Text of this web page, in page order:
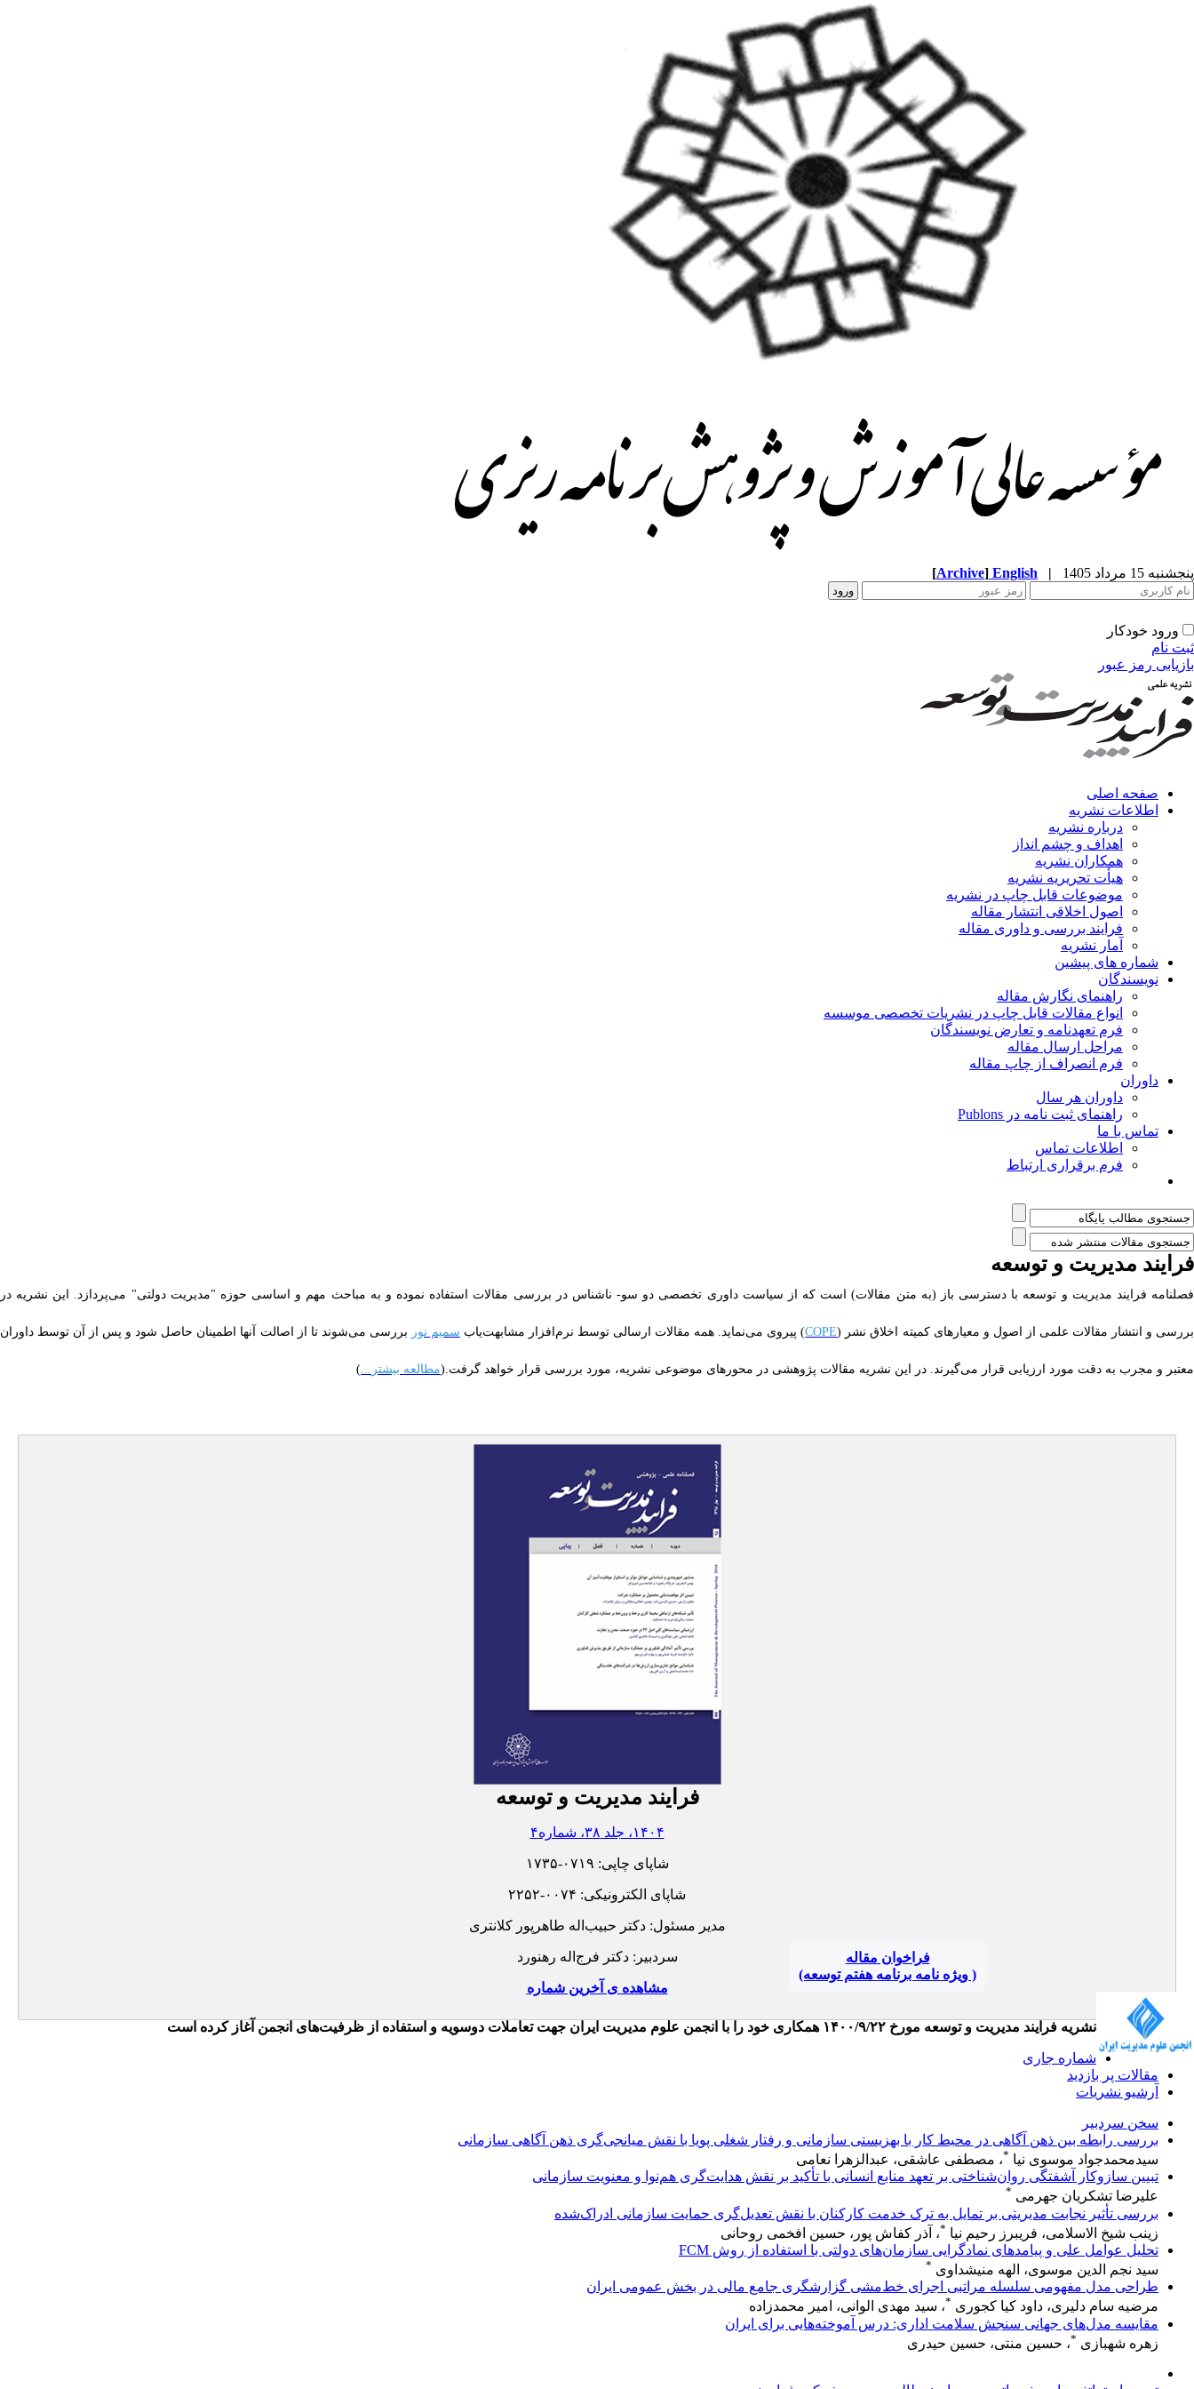
پنجشنبه 15 مرداد 1405 |
English
[Archive]
ورود خودکار
ثبت نام
بازیابی رمز عبور
صفحه اصلی
اطلاعات نشریه
درباره نشریه
اهداف و چشم انداز
همکاران نشریه
هیأت تحریریه نشریه
موضوعات قابل چاپ در نشریه
اصول اخلاقی انتشار مقاله
فرایند بررسی و داوری مقاله
آمار نشریه
شماره های پیشین
نویسندگان
راهنمای نگارش مقاله
انواع مقالات قابل چاپ در نشریات تخصصی موسسه
فرم تعهدنامه و تعارض نویسندگان
مراحل ارسال مقاله
فرم انصراف از چاپ مقاله
داوران
داوران هر سال
راهنمای ثبت نامه در Publons
تماس با ما
اطلاعات تماس
فرم برقراری ارتباط
فرایند مدیریت و توسعه
فصلنامه فرایند مدیریت و توسعه با دسترسی باز (به متن مقالات) است که از سیاست داوری تخصصی دو سو- ناشناس در بررسی مقالات استفاده نموده و به مباحث مهم و اساسی حوزه "مدیریت دولتی" می‌پردازد. این نشریه در
بررسی و انتشار مقالات علمی از اصول و معیارهای کمیته اخلاق نشر (COPE) پیروی می‌نماید. همه مقالات ارسالی توسط نرم‌افزار مشابهت‌یاب سمیم نور بررسی می‌شوند تا از اصالت آنها اطمینان حاصل شود و پس از آن توسط داوران
معتبر و مجرب به دقت مورد ارزیابی قرار می‌گیرند. در این نشریه مقالات پژوهشی در محورهای موضوعی نشریه، مورد بررسی قرار خواهد گرفت.(مطالعه بیشتر ...
)
فرایند مدیریت و توسعه
۱۴۰۴، جلد ۳۸، شماره۴
شاپای چاپی: ۱۷۳۵-۰۷۱۹
شاپای الکترونیکی: ۲۲۵۲-۰۰۷۴
مدیر مسئول: دکتر حبیب‌اله طاهرپور کلانتری
سردبیر: دکتر فرج‌اله رهنورد
مشاهده ی آخرین شماره
فراخوان مقاله
( ویژه نامه برنامه هفتم توسعه)
نشریه فرایند مدیریت و توسعه مورخ ۱۴۰۰/۹/۲۲ همکاری خود را با انجمن علوم مدیریت ایران جهت تعاملات دوسویه و استفاده از ظرفیت‌های انجمن آغاز کرده است
شماره جاری
مقالات پر بازدید
آرشیو نشریات
سخن سردبیر
بررسی رابطه بین ذهن آگاهی در محیط کار با بهزیستی سازمانی و رفتار شغلی پویا با نقش میانجی‌گری ذهن آگاهی سازمانی
سیدمحمدجواد موسوی نیا *، مصطفی عاشقی، عبدالزهرا نعامی
تبیین سازوکار آشفتگی روان‌شناختی بر تعهد منابع انسانی با تأکید بر نقش هدایت‌گری هم‌نوا و معنویت سازمانی
علیرضا تشکریان جهرمی *
بررسی تأثیر نجابت مدیریتی بر تمایل به ترک خدمت کارکنان با نقش تعدیل‌گری حمایت سازمانی ادراک‌شده
زینب شیخ الاسلامی، فریبرز رحیم نیا *، آذر کفاش پور، حسین افخمی روحانی
تحلیل عوامل علی و پیامدهای نمادگرایی سازمان‌های دولتی با استفاده از روش FCM
سید نجم الدین موسوی، الهه منیشداوی *
طراحی مدل مفهومی سلسله مراتبی اجرای خط‌‌مشی گزارشگری جامع مالی در بخش عمومی ایران
مرضیه سام دلیری، داود کیا کجوری *، سید مهدی الوانی، امیر محمدزاده
مقایسه مدل‌های جهانی سنجش سلامت اداری: درس آموخته‌هایی برای ایران
زهره شهبازی *، حسین منتی، حسین حیدری